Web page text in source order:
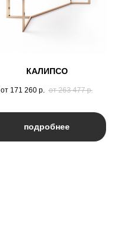
КАЛИПСО
от 171 260 р. от 263 477 р.
подробнее